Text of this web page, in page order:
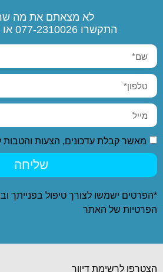
לא מצאתם את מה
התקשרו 077-2310026
מאשר קבלת עדכונים, הצעות והטבות
שליחה
*הפרטים ישמשו לצורך טיפול בפנייתך
הפרטיות של האתר
הצטרפו לרשימת דיוור